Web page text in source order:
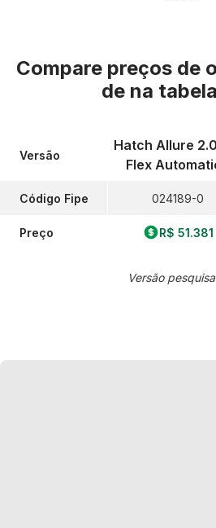
Compare preços de
de na
Versão
Código Fipe
Preço
Hatch Allure
Flex
024189-0
R$ 51.381
Versão